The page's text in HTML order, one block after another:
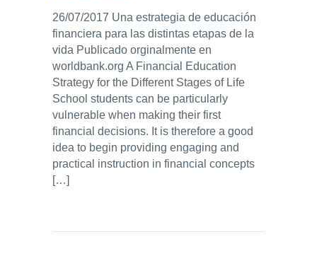
26/07/2017 Una estrategia de educación
financiera para las distintas etapas de la
vida Publicado orginalmente en
worldbank.org A Financial Education
Strategy for the Different Stages of Life
School students can be particularly
vulnerable when making their first
financial decisions. It is therefore a good
idea to begin providing engaging and
practical instruction in financial concepts
[…]